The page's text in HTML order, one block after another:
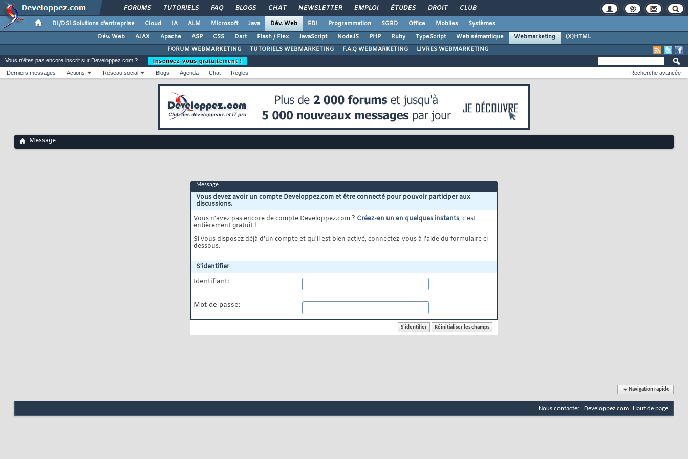
FORUMS TUTORIELS FAQ BLOGS CHAT NEWSLETTER EMPLOI ÉTUDES DROIT CLUB
DI/DSI Solutions d'entreprise Cloud IA ALM Microsoft Java Dév. Web EDI Programmation SGBD Office Mobiles
Systèmes
Dév. Web
AJAX Apache ASP CSS Dart Flash / Flex JavaScript NodeJS PHP Ruby TypeScript Web sémantique Webmarketing
(X)HTML
FORUM WEBMARKETING
TUTORIELS WEBMARKETING F.A.Q WEBMARKETING LIVRES WEBMARKETING
Vous n'êtes pas encore inscrit sur Developpez.com ?
Inscrivez-vous gratuitement !
Derniers messages
Actions Réseau social Blogs Agenda Chat Règles Recherche avancée
Message
Message
Vous devez avoir un compte Developpez.com et être connecté pour pouvoir participer aux
discussions.
Vous n'avez pas encore de compte Developpez.com ? Créez-en un en quelques instants, c'est
entièrement gratuit !
Si vous disposez déjà d'un compte et qu'il est bien activé, connectez-vous à l'aide du formulaire ci-
dessous.
S'identifier
Identifiant:
Mot de passe:
Navigation rapide
Nous contacter Developpez.com Haut de page